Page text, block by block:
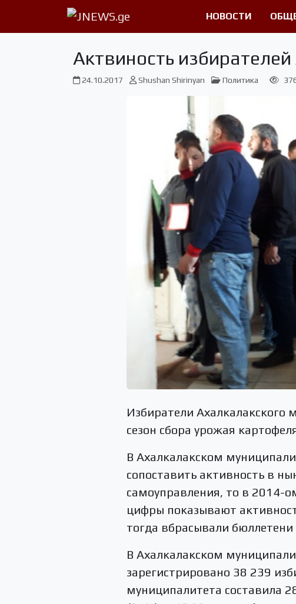
НОВОСТИ
Актвиность
24.10.2017 Shushan Shirinyan Политика
Избиратели Ахалкалакского
сезон сбора урожая
В Ахалкалакском
сопоставить активность в
самоуправления, то в 2014-
цифры показывают
тогда вбрасывали бюллетени
В Ахалкалакском
зарегистрировано 38 239
муниципалитета составила